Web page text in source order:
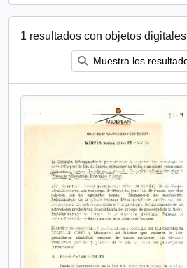
1 resultados con objetos digitales
Muestra los